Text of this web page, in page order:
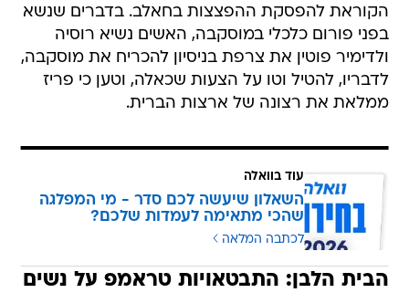
הקוראת להפסקת ההפצצות בחאלב. בדברים שנשא
בפני פורום כלכלי במוסקבה, האשים נשיא רוסיה
ולדימיר פוטין את צרפת בניסיון להכריח את מוסקבה,
לדבריו, להטיל וטו על הצעות שכאלה, וטען כי פריז
ממלאת את רצונה של ארצות הברית.
עוד בוואלה
השאלון שיעשה לכם סדר - מי המפלגה
שהכי מתאימה לעמדות שלכם?
לכתבה המלאה
הבית הלבן: התבטאויות טראמפ על נשים